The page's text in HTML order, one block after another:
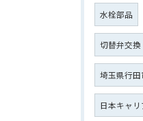
水栓部品
切替弁交換
埼玉県行田
日本キャリ